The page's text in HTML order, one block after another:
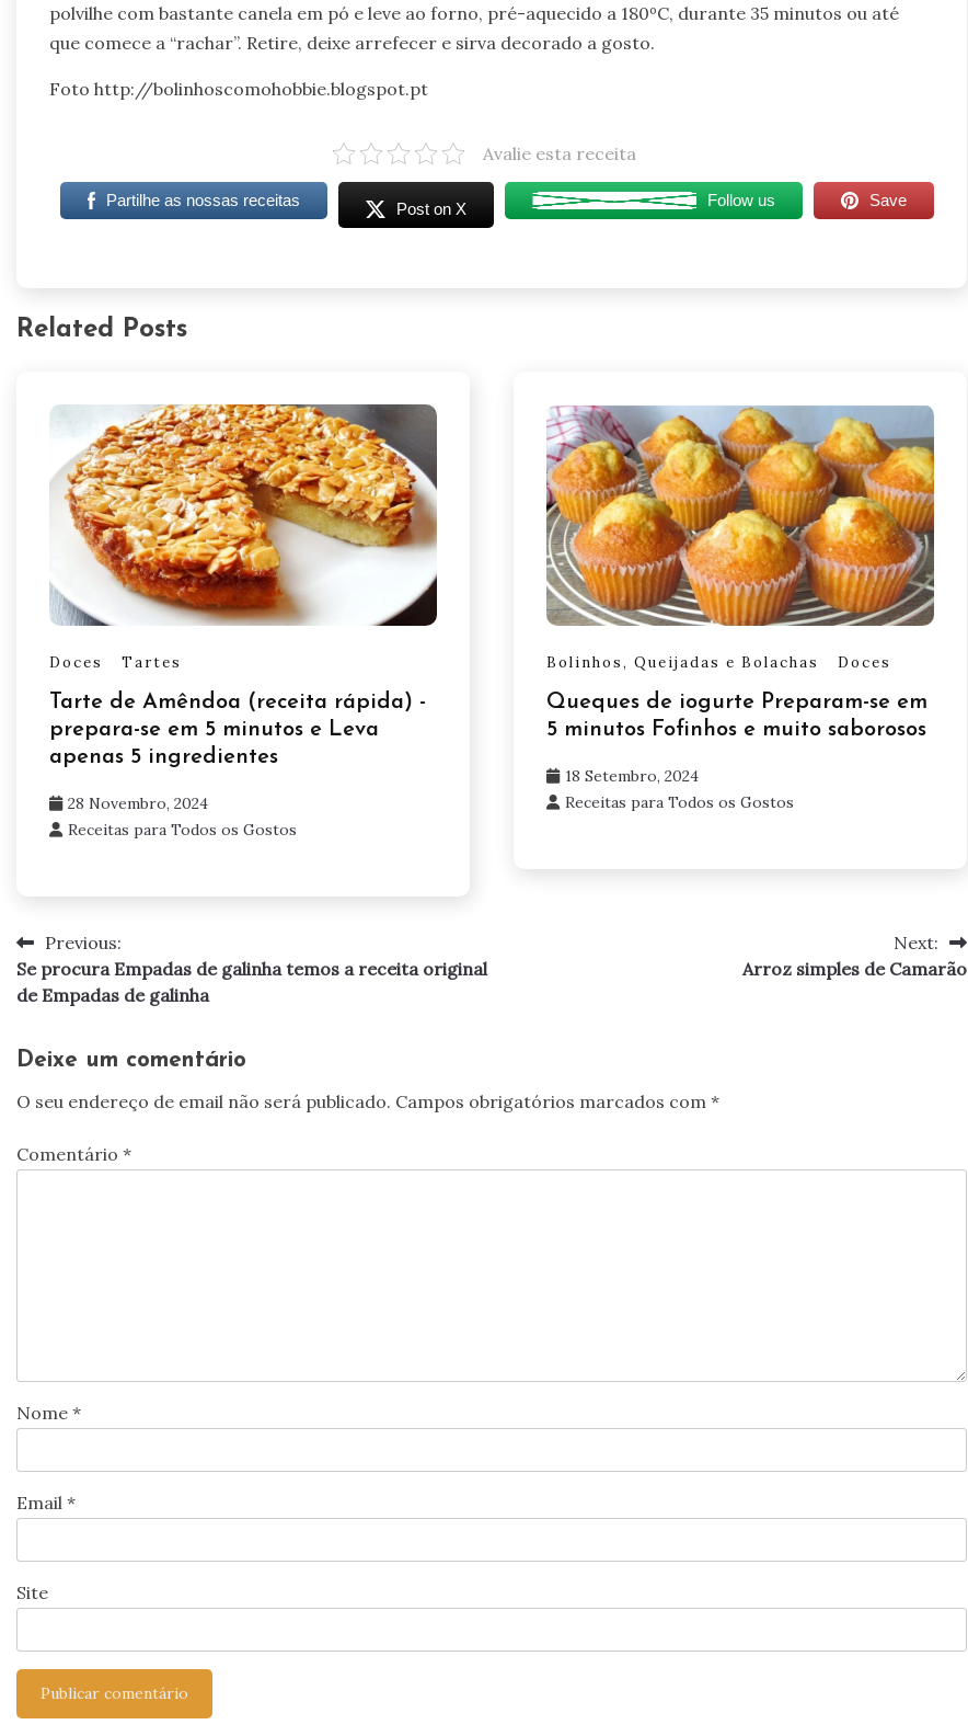
polvilhe com bastante canela em pó e leve ao forno, pré-aquecido a 180ºC, durante 35 minutos ou até
que comece a “rachar”. Retire, deixe arrefecer e sirva decorado a gosto.
Foto http://bolinhoscomohobbie.blogspot.pt
Avalie esta receita
Partilhe as nossas receitas Post on X Follow us Save
Related Posts
Doces Tartes
Tarte de Amêndoa (receita rápida) -
prepara-se em 5 minutos e Leva
apenas 5 ingredientes
28 Novembro, 2024
Receitas para Todos os Gostos
Bolinhos, Queijadas e Bolachas Doces
Queques de iogurte Preparam-se em
5 minutos Fofinhos e muito saborosos
18 Setembro, 2024
Receitas para Todos os Gostos
Navegação
de
Previous:
Se procura Empadas de galinha temos a receita original
de Empadas de galinha
Next:
Arroz simples de Camarão
Deixe um comentário
O seu endereço de email não será publicado. Campos obrigatórios marcados com *
Comentário *
Nome *
Email *
Site